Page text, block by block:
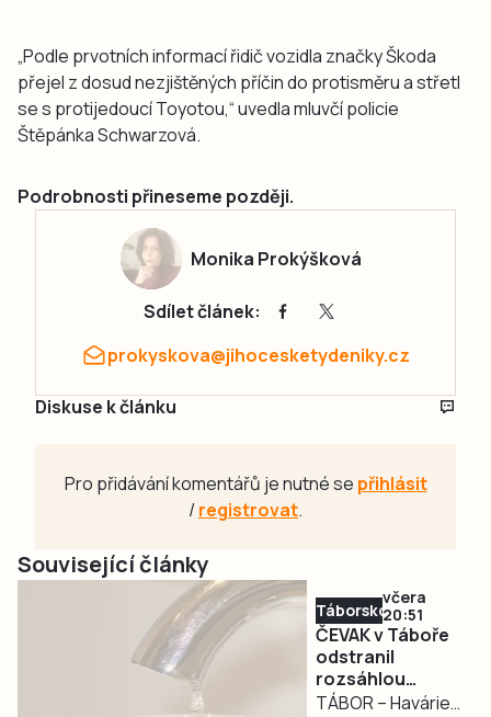
„Podle prvotních informací řidič vozidla značky Škoda
přejel z dosud nezjištěných příčin do protisměru a střetl
se s protijedoucí Toyotou,“ uvedla mluvčí policie
Štěpánka Schwarzová.
Podrobnosti přineseme později.
Monika Prokýšková
Sdílet článek:
prokyskova@jihocesketydeniky.cz
Diskuse k článku
Pro přidávání komentářů je nutné se přihlásit
/registrovat.
Související články
Táborsko
včera
20:51
ČEVAK v Táboře
odstranil
rozsáhlou
havárii a v půl
TÁBOR – Havárie